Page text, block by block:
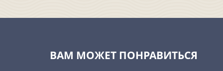
ВАМ МОЖЕТ ПОНРАВИТЬСЯ